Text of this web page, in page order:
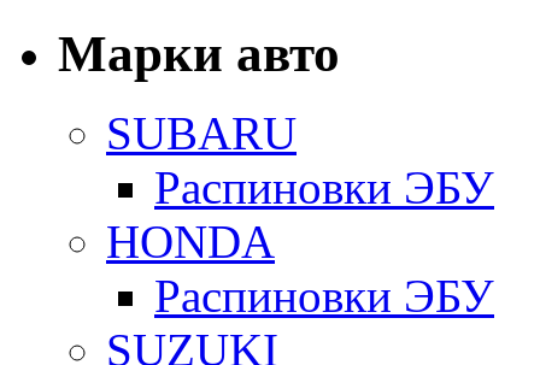
Марки авто
SUBARU
Распиновки ЭБУ
HONDA
Распиновки ЭБУ
SUZUKI